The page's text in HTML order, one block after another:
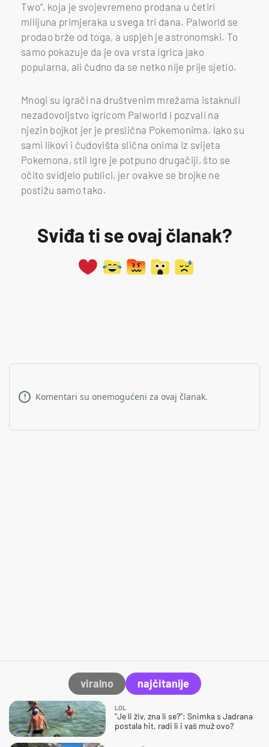
Two“, koja je svojevremeno prodana u četiri
milijuna primjeraka u svega tri dana. Palworld se
prodao brže od toga, a uspjeh je astronomski. To
samo pokazuje da je ova vrsta igrica jako
popularna, ali čudno da se netko nije prije sjetio.
Mnogi su igrači na društvenim mrežama istaknuli
nezadovoljstvo igricom Palworld i pozvali na
njezin bojkot jer je preslična Pokemonima. Iako su
sami likovi i čudovišta slična onima iz svijeta
Pokemona, stil igre je potpuno drugačiji, što se
očito svidjelo publici, jer ovakve se brojke ne
postižu samo tako.
Sviđa ti se ovaj članak?
! Komentari su onemogućeni za ovaj članak.
viralno najčitanije
LOL
"Je li živ, zna li se?": Snimka s Jadrana
postala hit, radi li i vaš muž ovo?